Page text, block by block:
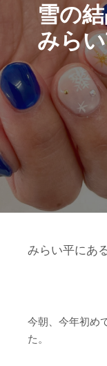
雪の
みら
みらい平にあ
今朝、今年初め
た。